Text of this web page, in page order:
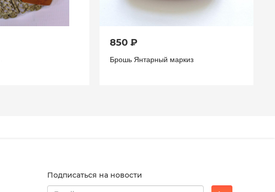
850 ₽
Брошь Янтарный маркиз
Подписаться на новости